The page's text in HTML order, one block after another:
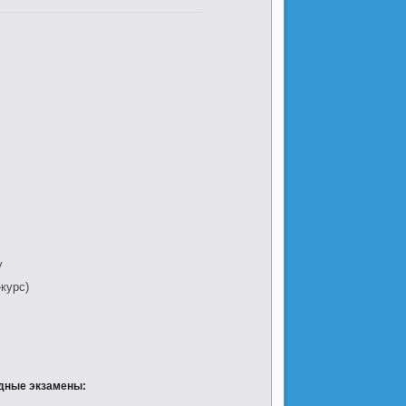
экзамены: